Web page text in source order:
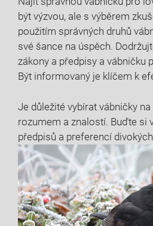
být výzvou, ale s výběrem
použitím správných druhů
své šance na úspěch.
zákony a předpisy a vábničku
Být informovaný je klíčem k
Je důležité vybírat vábničky
rozumem a znalostí. Buďte si
předpisů a preferencí